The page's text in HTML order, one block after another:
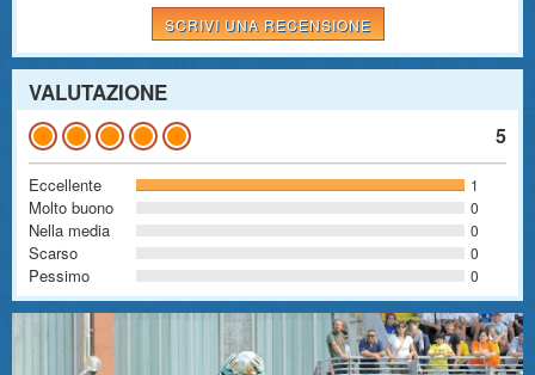
SCRIVI UNA RECENSIONE
VALUTAZIONE
5
1
0
0
0
0